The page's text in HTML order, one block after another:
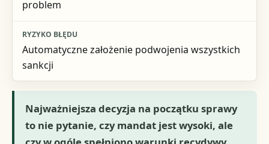
problem
Automatyczne założenie podwojenia wszystkich
sankcji
Najważniejsza decyzja na początku sprawy
to nie pytanie, czy mandat jest wysoki, ale